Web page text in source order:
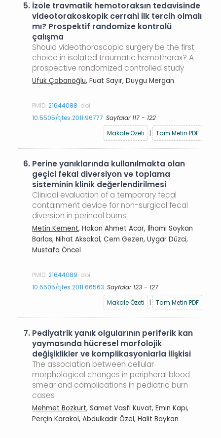
5. İzole travmatik hemotoraksın tedavisinde
videotorakoskopik cerrahi ilk tercih olmalı
mı? Prospektif randomize kontrolü
çalışma
Should videothorascopic surgery be the first
choice in isolated traumatic hemothorax? A
prospective randomized controlled study
Ufuk Çobanoğlu, Fuat Sayır, Duygu Mergan
PMID:21644088 doi:
10.5505/tjtes.2011.96777 Sayfalar 117 - 122
Makale Özeti
| Tam Metin PDF
6. Perine yanıklarında kullanılmakta olan
geçici fekal diversiyon ve toplama
sisteminin klinik değerlendirilmesi
Clinical evaluation of a temporary fecal
containment device for non-surgical fecal
diversion in perineal burns
Metin Kement, Hakan Ahmet Acar, İlhami Soykan
Barlas, Nihat Aksakal, Cem Gezen, Uygar Düzci,
Mustafa Öncel
PMID:21644089 doi:
10.5505/tjtes.2011.66563 Sayfalar 123 - 127
Makale Özeti
| Tam Metin PDF
7. Pediyatrik yanık olgularının periferik kan
yaymasında hücresel morfolojik
değişiklikler ve komplikasyonlarla ilişkisi
The association between cellular
morphological changes in peripheral blood
smear and complications in pediatric burn
cases
Mehmet Bozkurt, Samet Vasfi Kuvat, Emin Kapı,
Perçin Karakol, Abdulkadir Özel, Halit Baykan